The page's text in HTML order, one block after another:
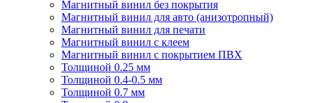
Магнитный винил без покрытия
Магнитный винил для авто (анизотропный)
Магнитный винил для печати
Магнитный винил с клеем
Магнитный винил с покрытием ПВХ
Толщиной 0.25 мм
Толщиной 0.4-0.5 мм
Толщиной 0.7 мм